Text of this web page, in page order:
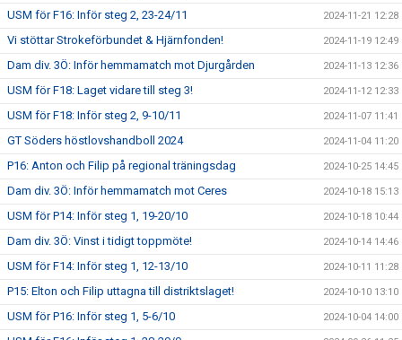
USM för F16: Inför steg 2, 23-24/11 2024-11-21 12:28
Vi stöttar Strokeförbundet & Hjärnfonden! 2024-11-19 12:49
Dam div. 3Ö: Inför hemmamatch mot Djurgården 2024-11-13 12:36
USM för F18: Laget vidare till steg 3! 2024-11-12 12:33
USM för F18: Inför steg 2, 9-10/11 2024-11-07 11:41
GT Söders höstlovshandboll 2024 2024-11-04 11:20
P16: Anton och Filip på regional träningsdag 2024-10-25 14:45
Dam div. 3Ö: Inför hemmamatch mot Ceres 2024-10-18 15:13
USM för P14: Inför steg 1, 19-20/10 2024-10-18 10:44
Dam div. 3Ö: Vinst i tidigt toppmöte! 2024-10-14 14:46
USM för F14: Inför steg 1, 12-13/10 2024-10-11 11:28
P15: Elton och Filip uttagna till distriktslaget! 2024-10-10 13:10
USM för P16: Inför steg 1, 5-6/10 2024-10-04 14:00